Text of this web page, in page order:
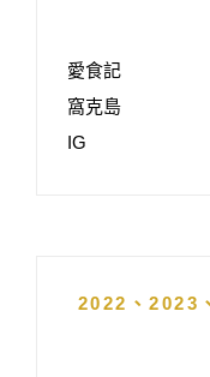
愛食記
窩克島
IG
2022、2023